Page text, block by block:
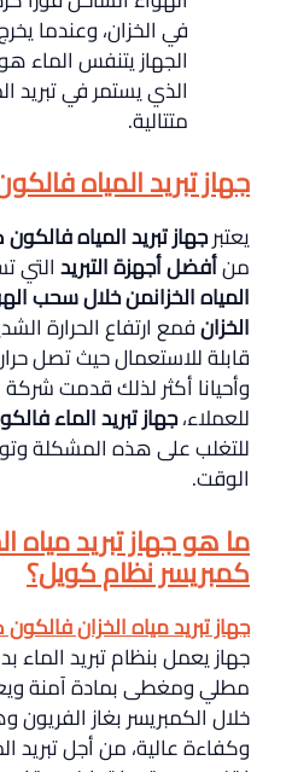
في الخزان، وعندما
الجهاز يتنفس الماء
متتالية.
جهاز تبريد المياه
يعتبرجهاز تبريد المياه
منأفضل أجهزة التبريدالتي
المياه الخزانمن خلال سحب
الخزانفمع ارتفاع الحرارة
وأحيانا أكثر لذلك قدمت
للعملاء،جهاز تبريد الماء
للتغلب على هذه المشكلة
الوقت.
ما هو جهاز تبريد مياه
كمبريسر نظام كويل؟
جهاز تبريد مياه الخزان
جهاز يعمل بنظام تبريد
مطلي ومغطى بمادة آمنة
خلال الكمبريسر بغاز
وكفاءة عالية، من أجل تبريد